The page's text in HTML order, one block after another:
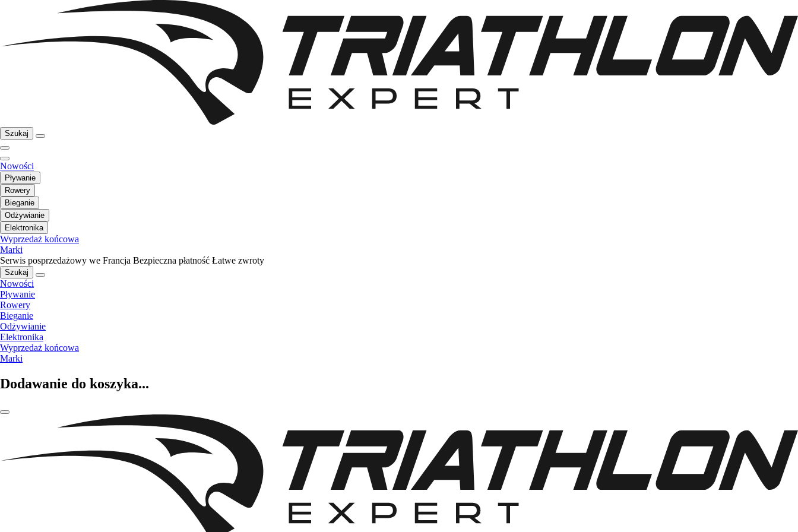
Szukaj
Nowości
Pływanie
Rowery
Bieganie
Odżywianie
Elektronika
Wyprzedaż końcowa
Marki
Serwis posprzedażowy we Francja Bezpieczna płatność Łatwe zwroty
Szukaj
Nowości
Pływanie
Rowery
Bieganie
Odżywianie
Elektronika
Wyprzedaż końcowa
Marki
Dodawanie do koszyka...